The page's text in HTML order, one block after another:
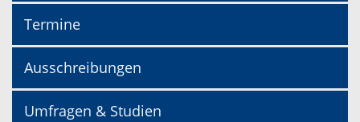
Termine
Ausschreibungen
Umfragen & Studien